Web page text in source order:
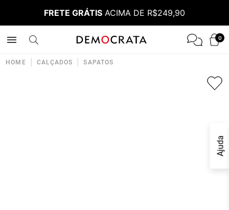
FRETE GRÁTIS ACIMA DE R$249,90
0
Ajuda
HOME CALÇADOS SAPATOS